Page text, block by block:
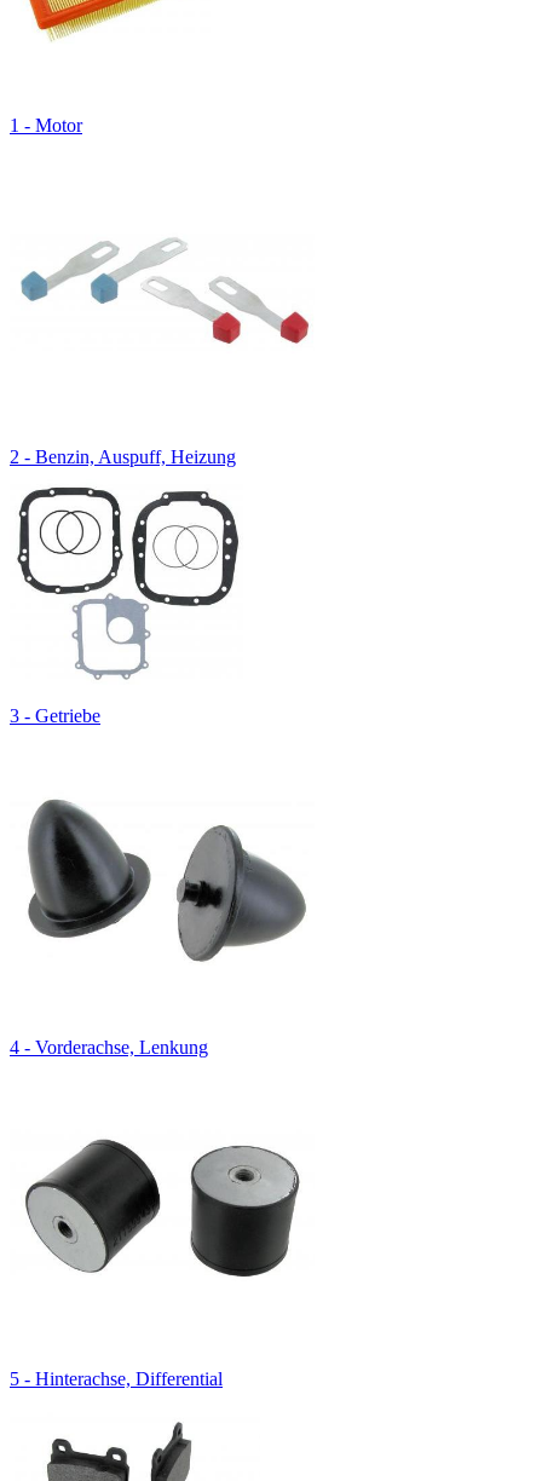
1 - Motor
2 - Benzin, Auspuff, Heizung
3 - Getriebe
4 - Vorderachse, Lenkung
5 - Hinterachse, Differential